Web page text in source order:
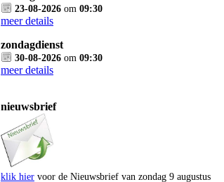
23-08-2026 om 09:30
meer details
zondagdienst
30-08-2026 om 09:30
meer details
nieuwsbrief
klik hier voor de Nieuwsbrief van zondag 9 augustus